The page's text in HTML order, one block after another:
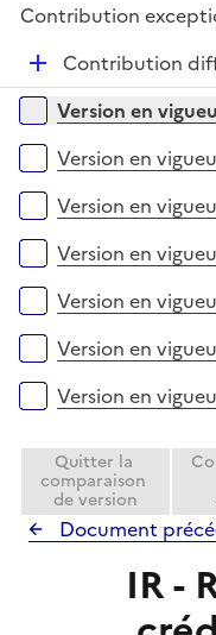
i
r
p
i
e
Contribution
D
é
p
e
Contribution
Versions sur la
Version en
Version en
Version en
Version en
Version en
Version en
Version en
Quitter la
comparaison
de version
Document
IR -